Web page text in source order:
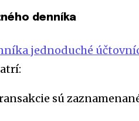
denníka
jednoduché
sú